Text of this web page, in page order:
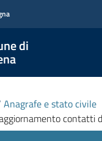
di
Anagrafe e stato civile
contatti